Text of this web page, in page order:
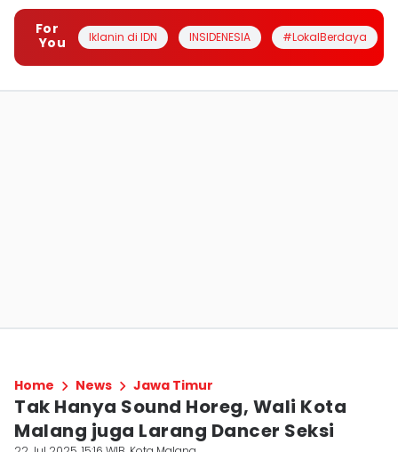
For
You
Iklanin di IDN INSIDENESIA #LokalBerdaya
Home News Jawa Timur
Tak Hanya Sound Horeg, Wali Kota
Malang juga Larang Dancer Seksi